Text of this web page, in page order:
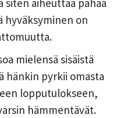
siten aiheuttaa pahaa
hyväksyminen on
mielensä sisäistä
hänkin pyrkii omasta
lopputulokseen,
hämmentävät.